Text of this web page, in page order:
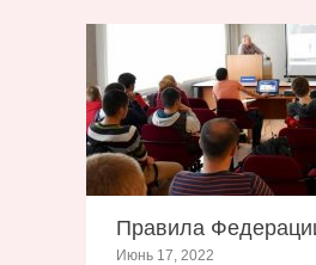
Правила
Июнь 17, 2022